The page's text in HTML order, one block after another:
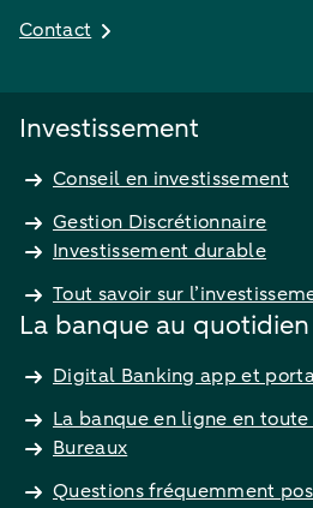
Contact
Investissement
Conseil en investissement
Gestion Discrétionnaire
Investissement durable
Tout savoir sur
La banque au quotidien
Digital Banking app et
La banque en ligne en
Bureaux
Questions fréquemment